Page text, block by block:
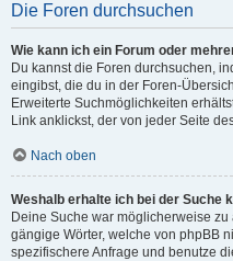
Die Foren durchsuchen
Wie kann ich ein Forum oder
Du kannst die Foren durchsuchen,
eingibst, die du in der Foren-
Erweiterte Suchmöglichkeiten
Link anklickst, der von jeder Seite
Nach oben
Weshalb erhalte ich bei der Suche
Deine Suche war möglicherweise
gängige Wörter, welche von phpBB
spezifischere Anfrage und benutze